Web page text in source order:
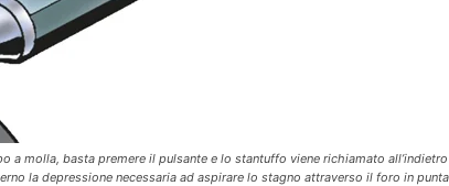
a molla, basta premere il pulsante e lo stantuffo viene richiamato
la depressione necessaria ad aspirare lo stagno attraverso il foro in